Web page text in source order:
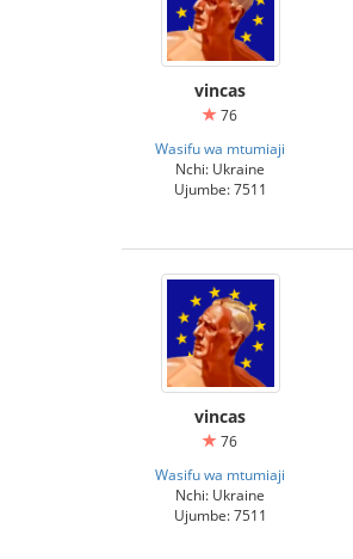
vincas
76
Wasifu wa mtumiaji
Nchi: Ukraine
Ujumbe: 7511
vincas
76
Wasifu wa mtumiaji
Nchi: Ukraine
Ujumbe: 7511